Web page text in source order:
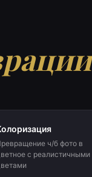
ч/б фото в
с реалистичными